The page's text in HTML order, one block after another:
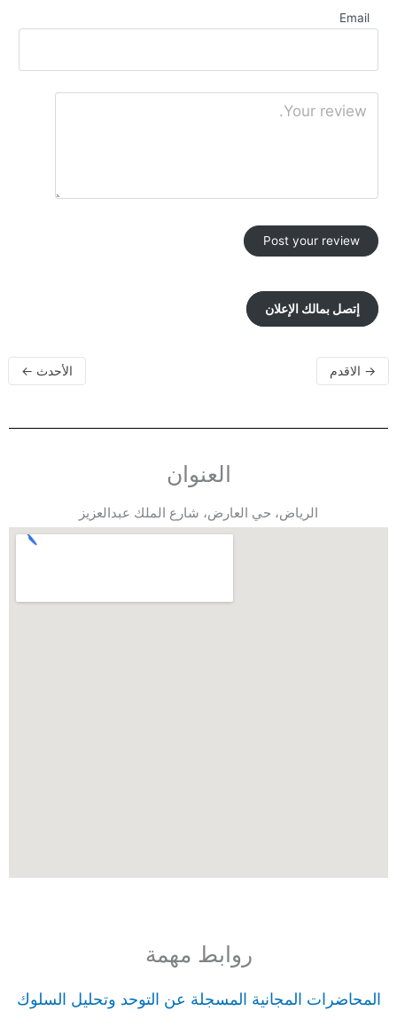
Email
إتصل بمالك الإعلان
→ الاقدم الأحدث ←
العنوان
الرياض، حي العارض، شارع الملك عبدالعزيز
روابط مهمة
المحاضرات المجانية المسجلة عن التوحد وتحليل السلوك